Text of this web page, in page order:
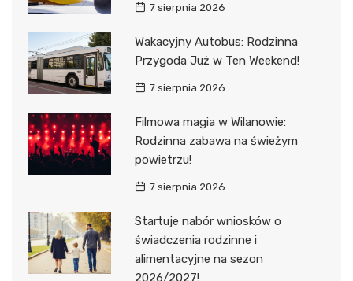
7 sierpnia 2026
Wakacyjny Autobus: Rodzinna
Przygoda Już w Ten Weekend!
7 sierpnia 2026
Filmowa magia w Wilanowie:
Rodzinna zabawa na świeżym
powietrzu!
7 sierpnia 2026
Startuje nabór wniosków o
świadczenia rodzinne i
alimentacyjne na sezon
2026/2027!